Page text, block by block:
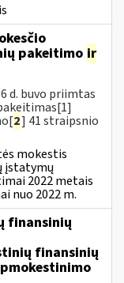
pakeitimo ir
d. buvo priimtas
2] 41 straipsnio
mokestis
įstatymų
2022 metais
nuo 2022 m.
finansinių
finansinių